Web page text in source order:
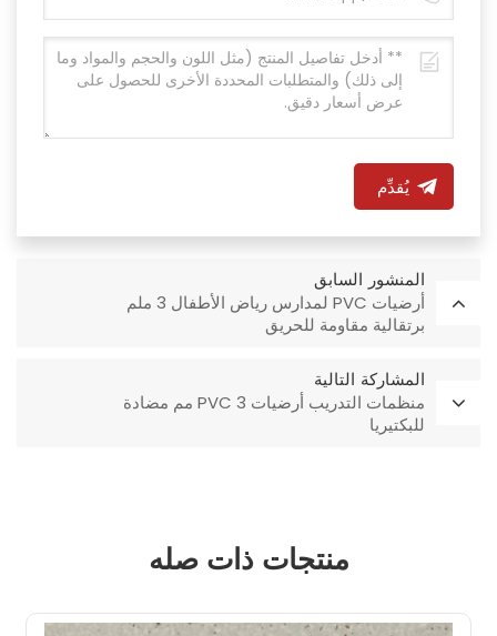
يُقدِّم
المنشور السابق
أرضيات PVC لمدارس رياض الأطفال 3 ملم
برتقالية مقاومة للحريق
المشاركة التالية
منظمات التدريب أرضيات PVC 3 مم مضادة
للبكتيريا
منتجات ذات صله